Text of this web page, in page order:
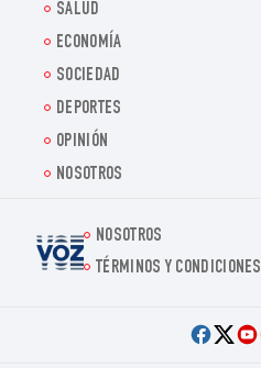
SALUD
ECONOMÍA
SOCIEDAD
DEPORTES
OPINIÓN
NOSOTROS
Voz.us
NOSOTROS
TÉRMINOS Y CONDICIONES